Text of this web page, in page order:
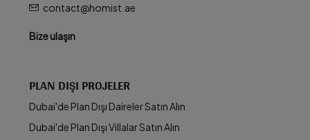
contact@homist.ae
Bize ulaşın
PLAN DIŞI PROJELER
Dubai'de Plan Dışı Daireler Satın Alın
Dubai'de Plan Dışı Villalar Satın Alın